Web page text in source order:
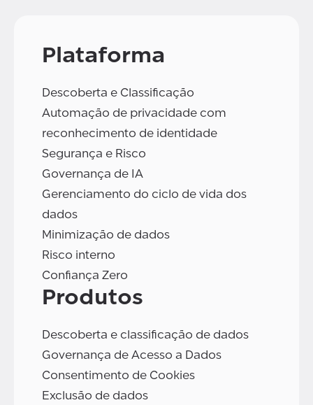
Plataforma
Descoberta e Classificação
Automação de privacidade com
reconhecimento de identidade
Segurança e Risco
Governança de IA
Gerenciamento do ciclo de vida dos
dados
Minimização de dados
Risco interno
Confiança Zero
Produtos
Descoberta e classificação de dados
Governança de Acesso a Dados
Consentimento de Cookies
Exclusão de dados